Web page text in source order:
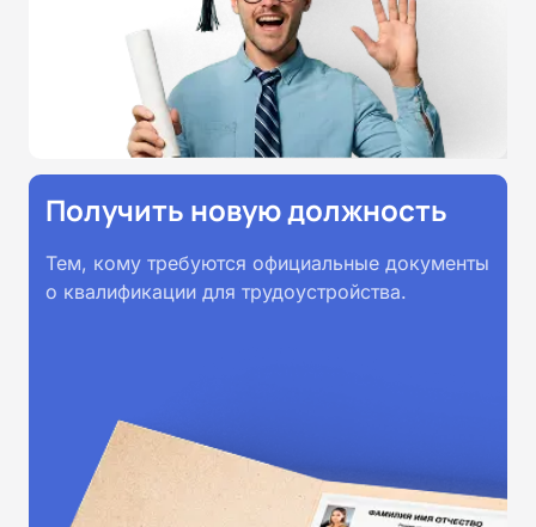
принимаются работодателями по
всей России.
Получить новую должность
Тем, кому требуются официальные документы
о квалификации для трудоустройства.